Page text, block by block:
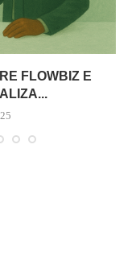
FLOWBIZ E